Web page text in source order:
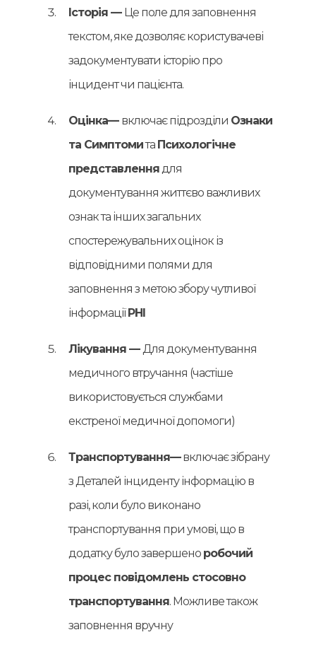
Історія — Це поле для заповнення
текстом, яке дозволяє користувачеві
задокументувати історію про
інцидент чи пацієнта.
Оцінка— включає підрозділи Ознаки
та Симптомита Психологічне
представленнядля
документування життєво важливих
ознак та інших загальних
спостережувальних оцінок із
відповідними полями для
заповнення з метою збору чутливої
інформаціїPHI
Лікування —Для документування
медичного втручання (частіше
використовується службами
екстреної медичної допомоги)
Транспортування—включає зібрану
з Деталей інциденту інформацію в
разі, коли було виконано
транспортування при умові, що в
додатку було завершено робочий
процес повідомлень стосовно
транспортування. Можливе також
заповнення вручну